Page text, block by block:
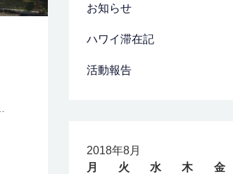
お知らせ
ハワイ滞在記
活動報告
2018年8月
月
火 水 木 金